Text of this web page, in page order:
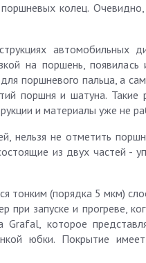
колец.
автомобильных
на поршень,
поршневого пальца, а
поршня и шатуна. Такие
и материалы уже не
нельзя не отметить
из двух частей -
тонким (порядка 5 мкм)
при запуске и прогреве,
которое
юбки. Покрытие